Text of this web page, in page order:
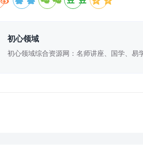
初心领域
初心领域综合资源网：名师讲座、国学、易